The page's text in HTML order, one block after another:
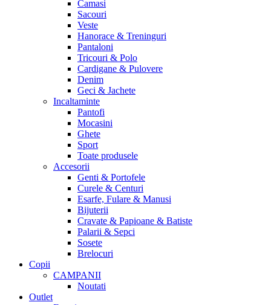
Camasi
Sacouri
Veste
Hanorace & Treninguri
Pantaloni
Tricouri & Polo
Cardigane & Pulovere
Denim
Geci & Jachete
Incaltaminte
Pantofi
Mocasini
Ghete
Sport
Toate produsele
Accesorii
Genti & Portofele
Curele & Centuri
Esarfe, Fulare & Manusi
Bijuterii
Cravate & Papioane & Batiste
Palarii & Sepci
Sosete
Brelocuri
Copii
CAMPANII
Noutati
Outlet